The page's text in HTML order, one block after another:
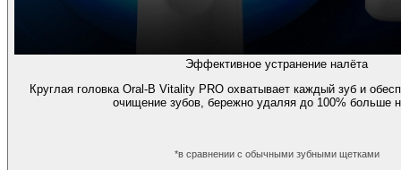
Эффективное устранение налёта
Круглая головка Oral-B Vitality PRO охватывает каждый зуб и
очищение зубов, бережно удаляя до 100% больше
*в сравнении с обычными зубными щетками